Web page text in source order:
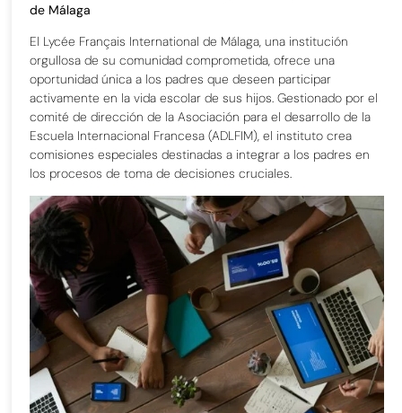
de Málaga
El Lycée Français International de Málaga, una institución
orgullosa de su comunidad comprometida, ofrece una
oportunidad única a los padres que deseen participar
activamente en la vida escolar de sus hijos. Gestionado por el
comité de dirección de la Asociación para el desarrollo de la
Escuela Internacional Francesa (ADLFIM), el instituto crea
comisiones especiales destinadas a integrar a los padres en
los procesos de toma de decisiones cruciales.